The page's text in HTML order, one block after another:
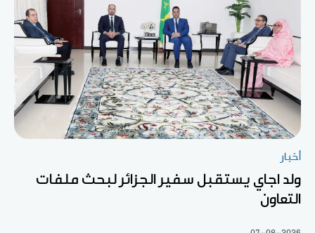
أخبار
ولد اجاي يستقبل سفير الجزائر لبحث ملفات
التعاون